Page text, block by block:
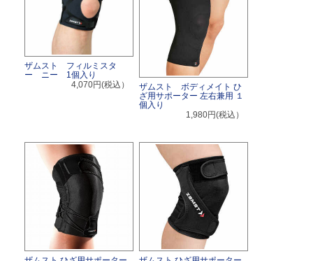
ザムスト フィルミスタ
ー ニー 1個入り
4,070円(税込）
ザムスト ボディメイト ひ
ざ用サポーター 左右兼用 １
個入り
1,980円(税込）